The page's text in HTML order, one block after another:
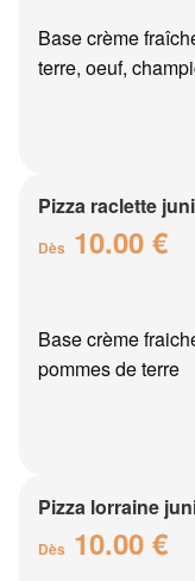
Base crème
terre, oeuf,
Pizza raclette
Dès 10.00 €
Base crème
pommes de terre
Pizza lorraine
Dès 10.00 €